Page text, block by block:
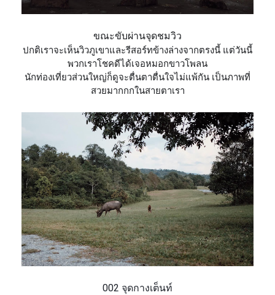
ขณะขับผ่านจุดชมวิว
ปกติเราจะเห็นวิวภูเขาและรีสอร์ทข้างล่างจากตรงนี้ แต่วันนี้
พวกเราโชคดีได้เจอหมอกขาวโพลน
นักท่องเที่ยวส่วนใหญ่ก็ดูจะตื่นตาตื่นใจไม่แพ้กัน เป็นภาพที่
สวยมากกกในสายตาเรา
002 จุดกางเต็นท์